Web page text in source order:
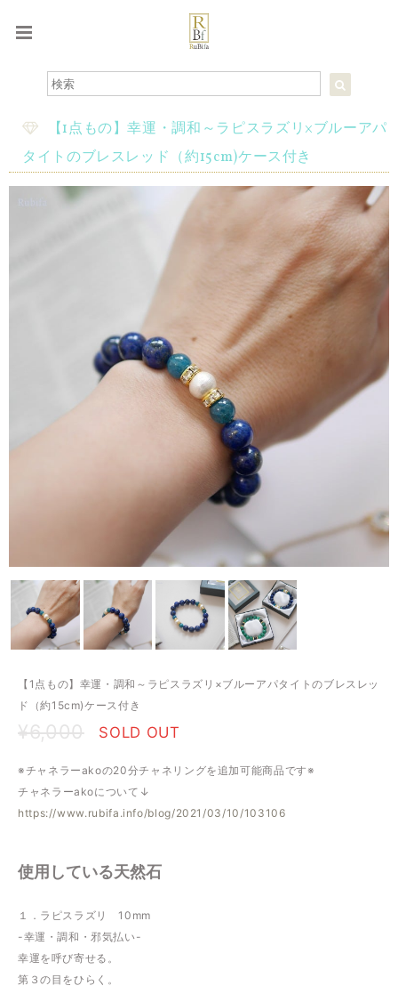
【1点もの】幸運・調和～ラピスラズリ×ブルーアパ
タイトのブレスレッド（約15cm)ケース付き
【1点もの】幸運・調和～ラピスラズリ×ブルーアパタイトのブレスレッ
ド（約15cm)ケース付き
¥6,000 SOLD OUT
※チャネラーakoの20分チャネリングを追加可能商品です※
チャネラーakoについて↓
https://www.rubifa.info/blog/2021/03/10/103106
使用している天然石
１．ラピスラズリ 10mm
-幸運・調和・邪気払い-
幸運を呼び寄せる。
第３の目をひらく。